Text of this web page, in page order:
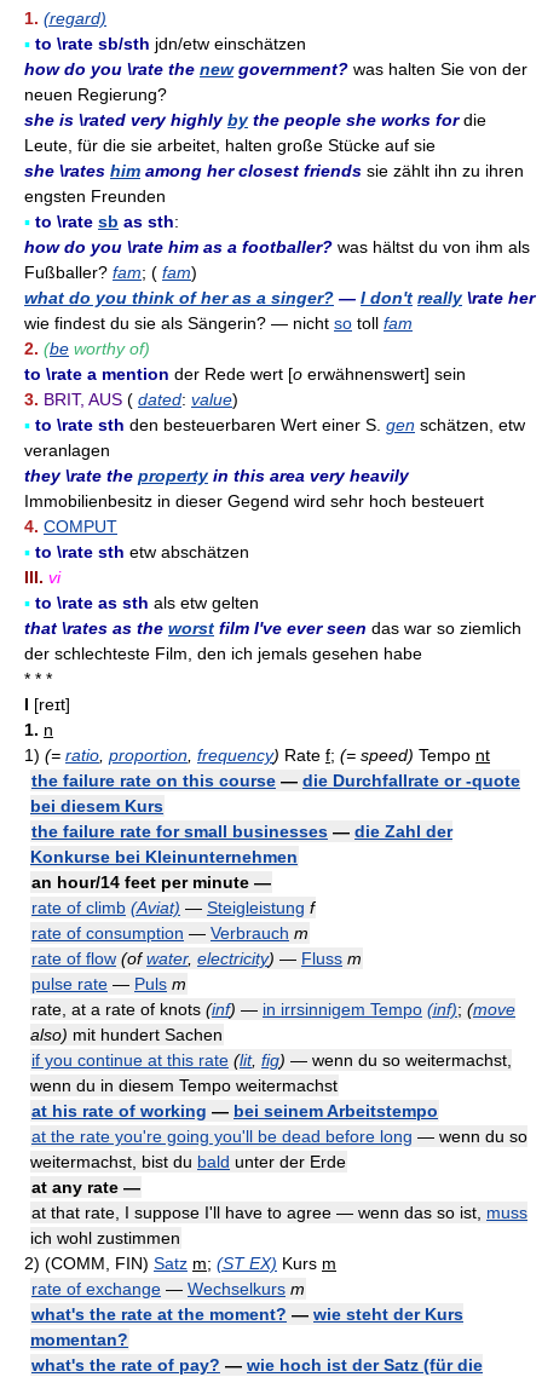
1. (regard)
▪ to \rate sb/sth jdn/etw einschätzen
how do you \rate the newgovernment? was halten Sie von der
neuen Regierung?
she is \rated very highlybythe people she works fordie
Leute, für die sie arbeitet, halten große Stücke auf sie
she \rates him among her closest friends sie zählt ihn zu ihren
engsten Freunden
▪ to \rate sb as sth:
how do you \rate him as a footballer? was hältst du von ihm als
Fußballer? fam; ( fam)
what do you think of her as a singer? — I don't really\rate her
wie findest du sie als Sängerin? — nicht so toll fam
2. (be worthy of)
to \rate a mention der Rede wert [o erwähnenswert] sein
3. BRIT, AUS ( dated: value)
▪ to \rate sth den besteuerbaren Wert einer S. gen schätzen, etw
veranlagen
they \rate the propertyin this area very heavily
Immobilienbesitz in dieser Gegend wird sehr hoch besteuert
4. COMPUT
▪ to \rate sth etw abschätzen
III. vi
▪ to \rate as sth als etw gelten
that \rates as the worst film I've ever seen das war so ziemlich
der schlechteste Film, den ich jemals gesehen habe
* * *
I [reɪt]
1. n
1) (= ratio proportion frequency) Rate f; (= speed) Tempo nt
the failure rate on this course — die Durchfallrate or -quote
bei diesem Kurs
the failure rate for small businesses — die Zahl der
Konkurse bei Kleinunternehmen
an hour/14 feet per minute —
rate of climb (Aviat) — Steigleistung f
rate of consumption — Verbrauch m
rate of flow (ofwater, electricity) — Fluss m
pulse rate — Puls m
rate, at a rate of knots (inf) — in irrsinnigem Tempo (inf); (move
also) mit hundert Sachen
if you continue at this rate (lit, fig) — wenn du so weitermachst,
wenn du in diesem Tempo weitermachst
at his rate of working — bei seinem Arbeitstempo
at the rate you're going you'll be dead before long — wenn du so
weitermachst, bist du bald unter der Erde
at any rate —
at that rate, I suppose I'll have to agree — wenn das so ist, muss
ich wohl zustimmen
2) (COMM, FIN) Satz m; (ST EX) Kurs m
rate of exchange — Wechselkurs m
what's the rate at the moment? — wie steht der Kurs
momentan?
what's the rate of pay? — wie hoch ist der Satz (für die